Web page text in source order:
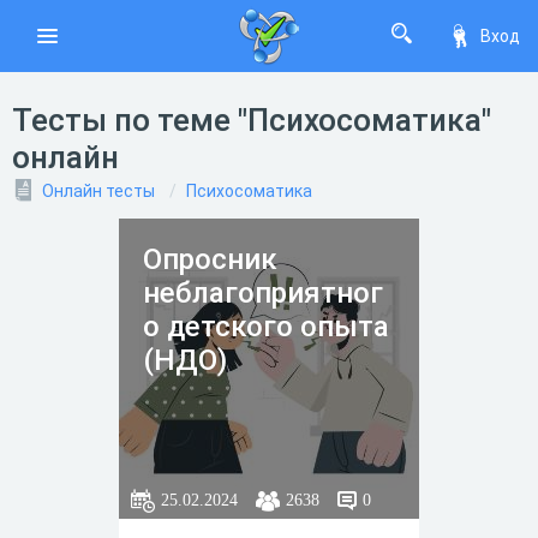
Вход
Тесты по теме "Психосоматика"
онлайн
Онлайн тесты Психосоматика
Опросник
неблагоприятног
о детского опыта
(НДО)
25.02.2024 2638 0